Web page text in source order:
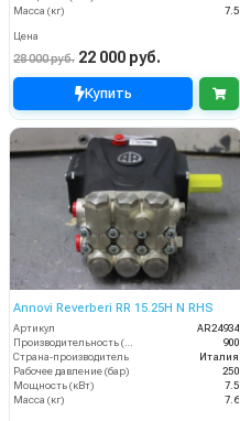
Масса (кг)
7.5
Цена
28 000 руб. 22 000 руб.
Купить
Annovi Reverberi RR 15.25H N RHS
Артикул
AR24934
Производительность (л/ч)
900
Страна-производитель
Италия
Рабочее давление (бар)
250
Мощность (кВт)
7.5
Масса (кг)
7.6